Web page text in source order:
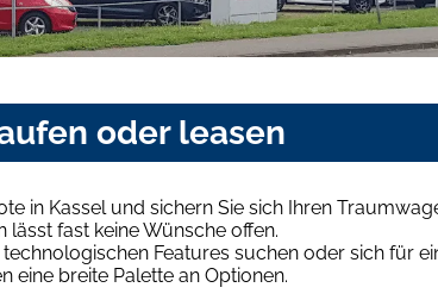
oder leasen
in Kassel und sichern Sie sich Ihren
fast keine Wünsche offen.
Features suchen oder sich für
eine breite Palette an Optionen.